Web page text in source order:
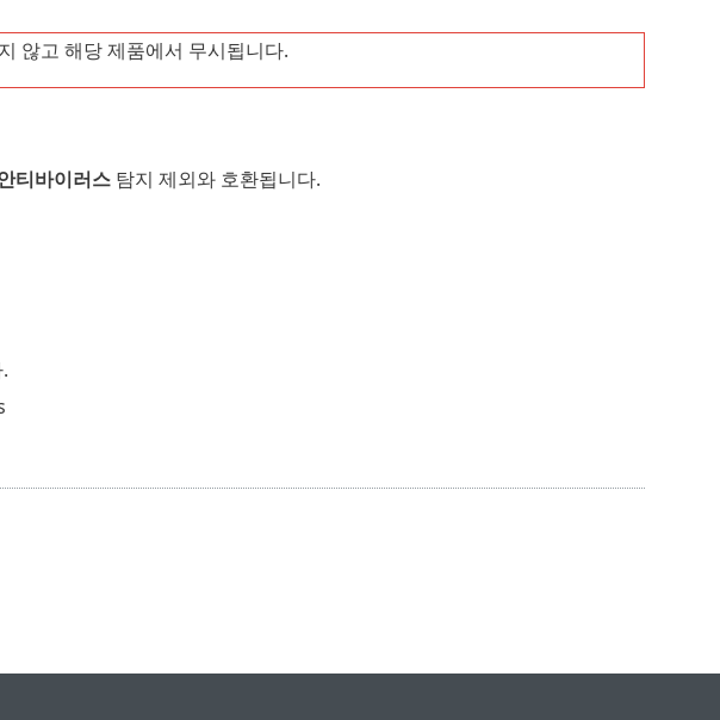
않고 해당 제품에서 무시됩니다.
티바이러스 탐지 제외와 호환됩니다.